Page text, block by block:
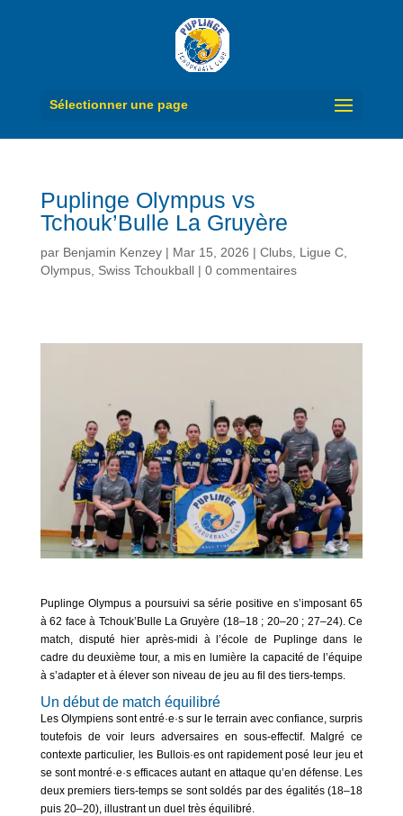
Sélectionner une page
Puplinge Olympus vs
Tchouk’Bulle La Gruyère
par Benjamin Kenzey| Mar 15, 2026 | Clubs, Ligue C,
Olympus, Swiss Tchoukball| 0 commentaires
Puplinge Olympus a poursuivi sa série positive en s’imposant 65
à 62 face à Tchouk’Bulle La Gruyère (18–18 ; 20–20 ; 27–24). Ce
match, disputé hier après-midi à l’école de Puplinge dans le
cadre du deuxième tour, a mis en lumière la capacité de l’équipe
à s’adapter et à élever son niveau de jeu au fil des tiers-temps.
Un début de match équilibré
Les Olympiens sont entré·e·s sur le terrain avec confiance, surpris
toutefois de voir leurs adversaires en sous-effectif. Malgré ce
contexte particulier, les Bullois·es ont rapidement posé leur jeu et
se sont montré·e·s efficaces autant en attaque qu’en défense. Les
deux premiers tiers-temps se sont soldés par des égalités (18–18
puis 20–20), illustrant un duel très équilibré.